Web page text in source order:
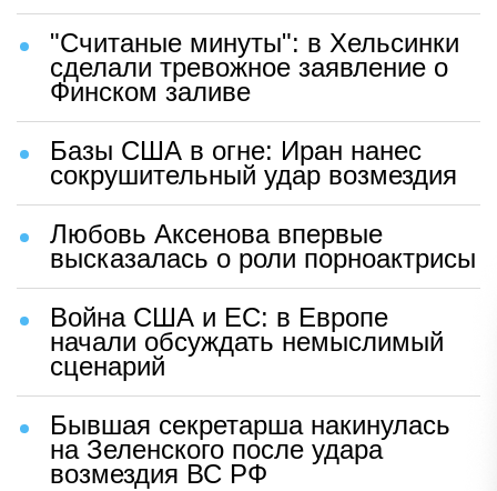
"Считаные минуты": в Хельсинки
сделали тревожное заявление о
Финском заливе
Базы США в огне: Иран нанес
сокрушительный удар возмездия
Любовь Аксенова впервые
высказалась о роли порноактрисы
Война США и ЕС: в Европе
начали обсуждать немыслимый
сценарий
Бывшая секретарша накинулась
на Зеленского после удара
возмездия ВС РФ